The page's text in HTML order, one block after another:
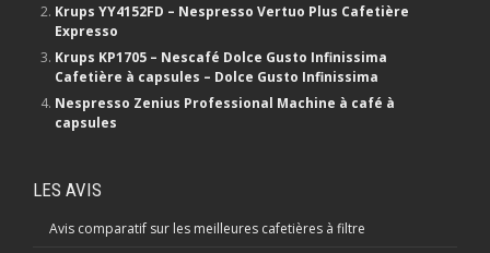
Krups YY4152FD – Nespresso Vertuo Plus Cafetière
Expresso
Krups KP1705 – Nescafé Dolce Gusto Infinissima
Cafetière à capsules – Dolce Gusto Infinissima
Nespresso Zenius Professional Machine à café à
capsules
LES AVIS
Avis comparatif sur les meilleures cafetières à filtre